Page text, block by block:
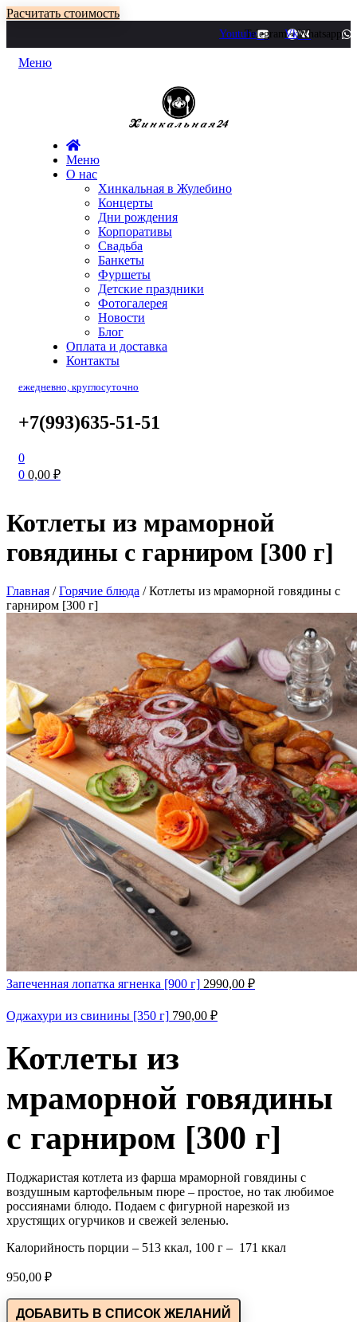
Расчитать стоимость
YoutubeTelegramVkWhatsapp
Меню
Меню
О нас
Хинкальная в Жулебино
Концерты
Дни рождения
Корпоративы
Свадьба
Банкеты
Фуршеты
Детские праздники
Фотогалерея
Новости
Блог
Оплата и доставка
Контакты
ежедневно, круглосуточно
+7(993)635-51-51
0
0 0,00 ₽
Котлеты из мраморной
говядины с гарниром [300 г]
Главная /Горячие блюда /Котлеты из мраморной говядины с
гарниром [300 г]
Запеченная лопатка ягненка [900 г] 2990,00 ₽
Оджахури из свинины [350 г] 790,00 ₽
Котлеты из
мраморной говядины
с гарниром [300 г]
Поджаристая котлета из фарша мраморной говядины с
воздушным картофельным пюре – простое, но так любимое
россиянами блюдо. Подаем с фигурной нарезкой из
хрустящих огурчиков и свежей зеленью.
Калорийность порции – 513 ккал, 100 г – 171 ккал
950,00 ₽
ДОБАВИТЬ В СПИСОК ЖЕЛАНИЙ